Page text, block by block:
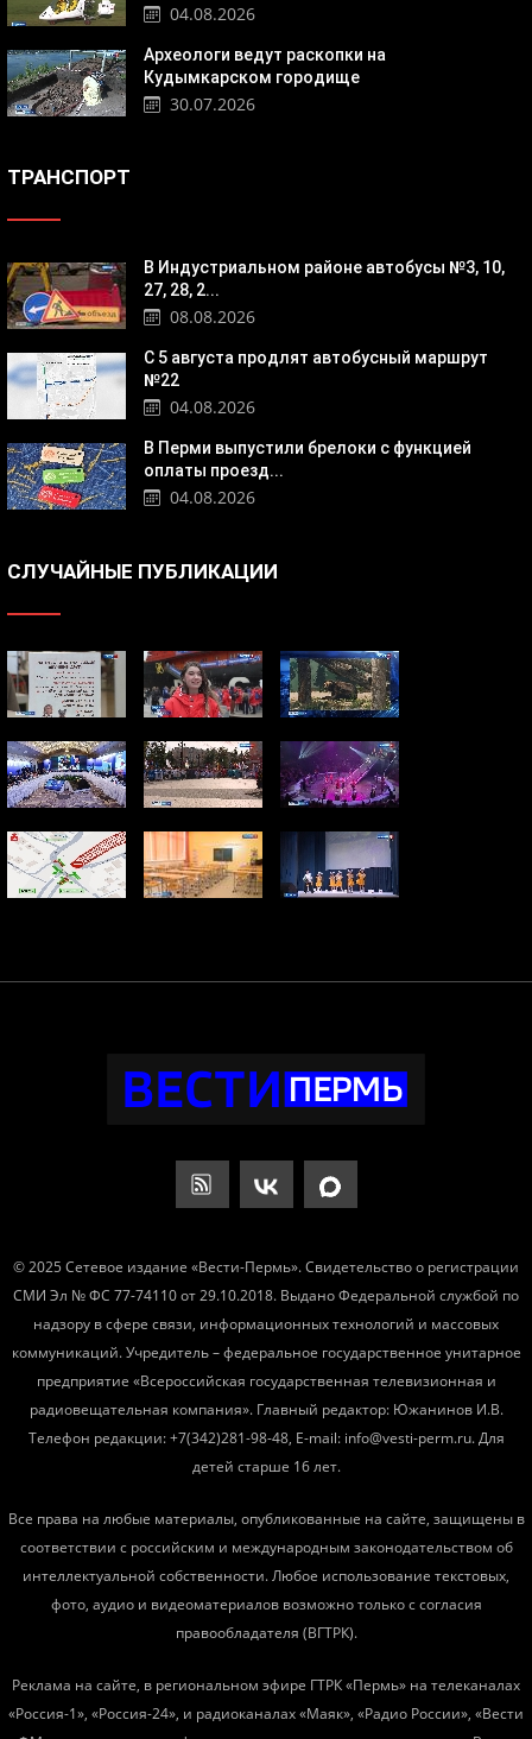
04.08.2026
Археологи ведут раскопки на
Кудымкарском городище
30.07.2026
ТРАНСПОРТ
В Индустриальном районе автобусы №3, 10,
27, 28, 2...
08.08.2026
С 5 августа продлят автобусный маршрут
№22
04.08.2026
В Перми выпустили брелоки с функцией
оплаты проезд...
04.08.2026
СЛУЧАЙНЫЕ ПУБЛИКАЦИИ
© 2025 Сетевое издание «Вести-Пермь». Свидетельство о регистрации
СМИ Эл № ФС 77-74110 от 29.10.2018. Выдано Федеральной службой по
надзору в сфере связи, информационных технологий и массовых
коммуникаций. Учредитель – федеральное государственное унитарное
предприятие «Всероссийская государственная телевизионная и
радиовещательная компания». Главный редактор: Южанинов И.В.
Телефон редакции: +7(342)281-98-48, E-mail: info@vesti-perm.ru. Для
детей старше 16 лет.
Все права на любые материалы, опубликованные на сайте, защищены в
соответствии с российским и международным законодательством об
интеллектуальной собственности. Любое использование текстовых,
фото, аудио и видеоматериалов возможно только с согласия
правообладателя (ВГТРК).
Реклама на сайте, в региональном эфире ГТРК «Пермь» на телеканалах
«Россия-1», «Россия-24», и радиоканалах «Маяк», «Радио России», «Вести